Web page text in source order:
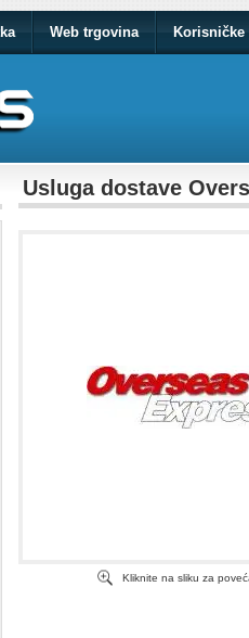
Web trgovina Korisničke
Usluga dostave
Kliknite na sliku za